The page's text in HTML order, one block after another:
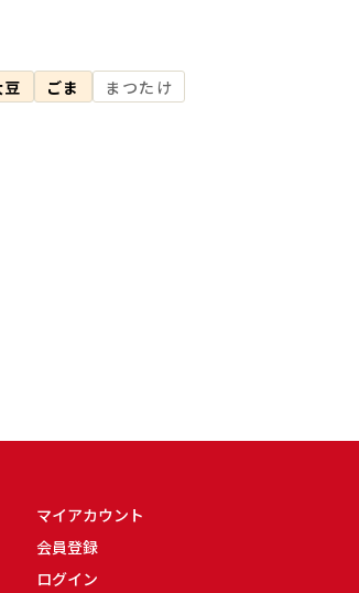
豆 ごま
まつたけ
マイアカウント
会員登録
ログイン